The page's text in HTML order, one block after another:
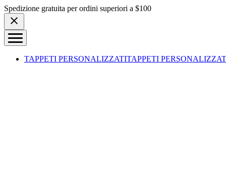
Skip to content
Spedizione gratuita per ordini superiori a $100
TAPPETI PERSONALIZZATITAPPETI